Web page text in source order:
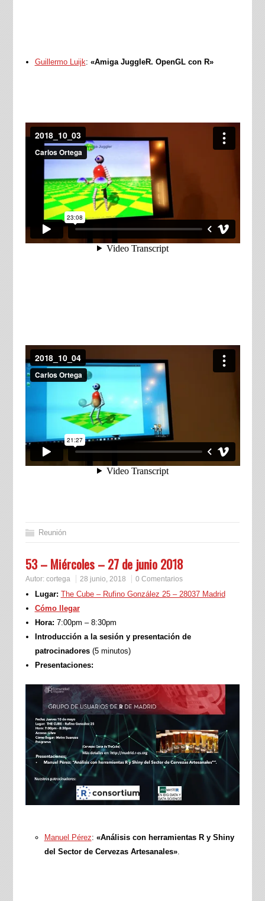
Guillermo Luijk: «Amiga JuggleR. OpenGL con R»
Reunión
53 – Miércoles – 27 de junio 2018
Autor: cortega 28 junio, 2018 0 Comentarios
Lugar: The Cube – Rufino González 25 – 28037 Madrid
Cómo llegar
Hora: 7:00pm – 8:30pm
Introducción a la sesión y presentación de
patrocinadores(5 minutos)
Presentaciones:
Manuel Pérez: «Análisis con herramientas R y Shiny
del Sector de Cervezas Artesanales».